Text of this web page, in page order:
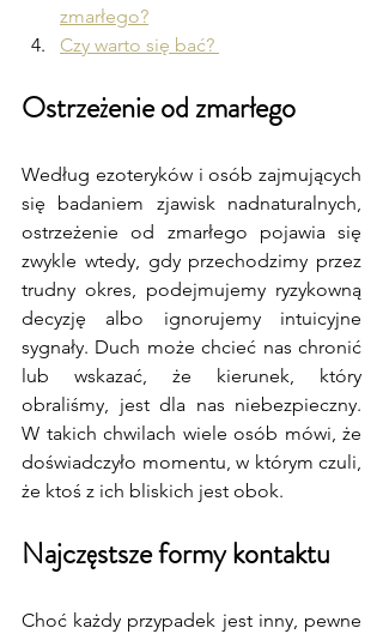
zmarłego?
Czy warto się bać?
Ostrzeżenie od zmarłego
Według ezoteryków i osób zajmujących
się badaniem zjawisk nadnaturalnych,
ostrzeżenie od zmarłego pojawia się
zwykle wtedy, gdy przechodzimy przez
trudny okres, podejmujemy ryzykowną
decyzję albo ignorujemy intuicyjne
sygnały. Duch może chcieć nas chronić
lub wskazać, że kierunek, który
obraliśmy, jest dla nas niebezpieczny.
W takich chwilach wiele osób mówi, że
doświadczyło momentu, w którym czuli,
że ktoś z ich bliskich jest obok.
Najczęstsze formy kontaktu
Choć każdy przypadek jest inny, pewne